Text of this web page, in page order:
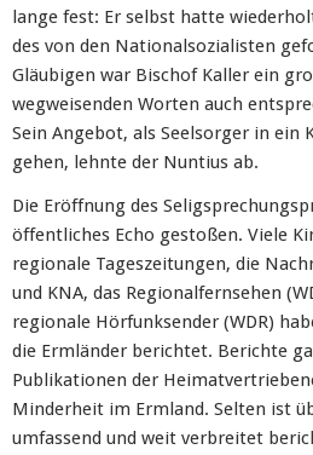
lange fest: Er selbst hatte
des von den Nationalsozialisten
Gläubigen war Bischof Kaller ein
wegweisenden Worten auch
Sein Angebot, als Seelsorger in ein
gehen, lehnte der Nuntius ab.
Die Eröffnung des
öffentliches Echo gestoßen. Viele
regionale Tageszeitungen, die
und KNA, das Regionalfernsehen
regionale Hörfunksender (WDR)
die Ermländer berichtet. Berichte
Publikationen der
Minderheit im Ermland. Selten ist
umfassend und weit verbreitet